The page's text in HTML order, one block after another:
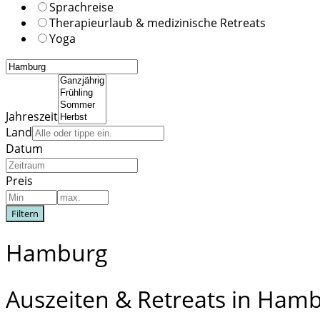
Sprachreise
Therapieurlaub & medizinische Retreats
Yoga
Jahreszeit
Land
Datum
Preis
Filtern
Hamburg
Auszeiten & Retreats in